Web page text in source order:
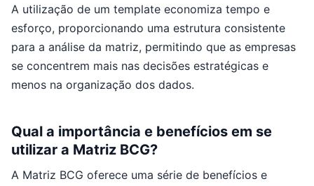
A utilização de um template economiza tempo e
esforço, proporcionando uma estrutura consistente
para a análise da matriz, permitindo que as empresas
se concentrem mais nas decisões estratégicas e
menos na organização dos dados.
Qual a importância e benefícios em se
utilizar a Matriz BCG?
A Matriz BCG oferece uma série de benefícios e